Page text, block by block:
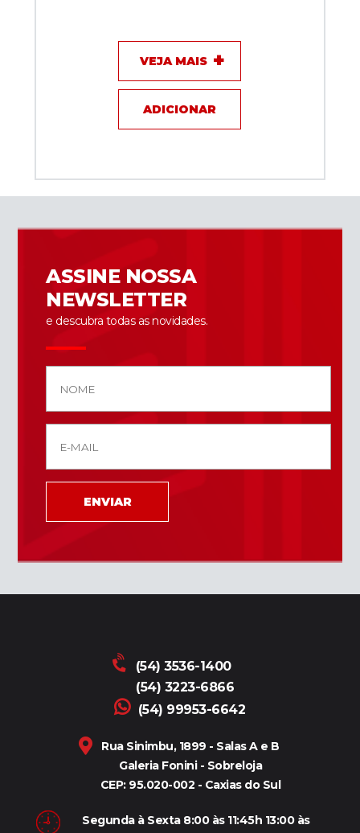
VEJA MAIS
ADICIONAR
ASSINE NOSSA
NEWSLETTER
e descubra todas as novidades.
ENVIAR
(54) 3536-1400
(54) 3223-6866
(54) 99953-6642
Rua Sinimbu, 1899 - Salas A e B
Galeria Fonini - Sobreloja
CEP: 95.020-002 - Caxias do Sul
Segunda à Sexta 8:00 às 11:45h 13:00 às